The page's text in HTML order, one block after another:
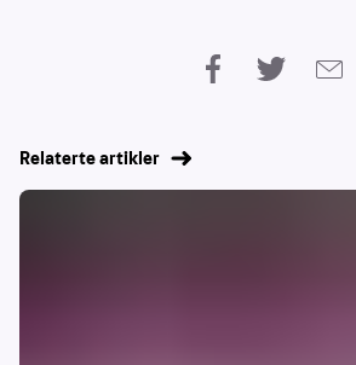
Relaterte artikler